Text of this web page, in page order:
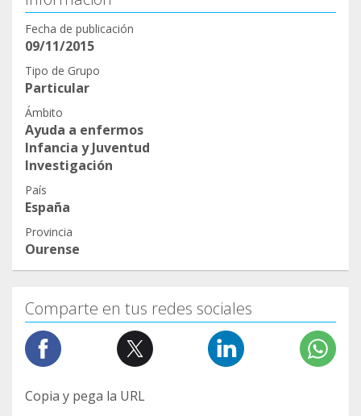
Fecha de publicación
09/11/2015
Tipo de Grupo
Particular
Ámbito
Ayuda a enfermos
Infancia y Juventud
Investigación
País
España
Provincia
Ourense
Comparte en tus redes sociales
Copia y pega la URL